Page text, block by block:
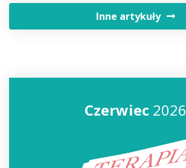
Inne artykuły
Czerwiec2026